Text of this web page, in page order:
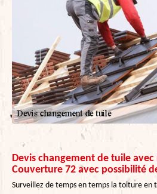
Devis changement de tuile
Couverture 72 avec possibilité
Surveillez de temps en temps la toiture en